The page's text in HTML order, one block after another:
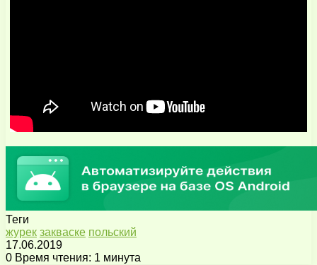
Теги
журек закваске польский
17.06.2019
0 Время чтения: 1 минута